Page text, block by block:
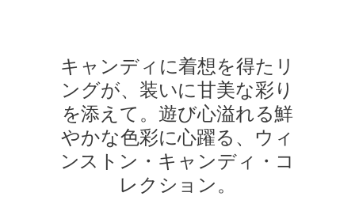
キャンディに着想を得たリ
ングが、装いに甘美な彩り
を添えて。遊び心溢れる鮮
やかな色彩に心躍る、ウィ
ンストン・キャンディ・コ
レクション。